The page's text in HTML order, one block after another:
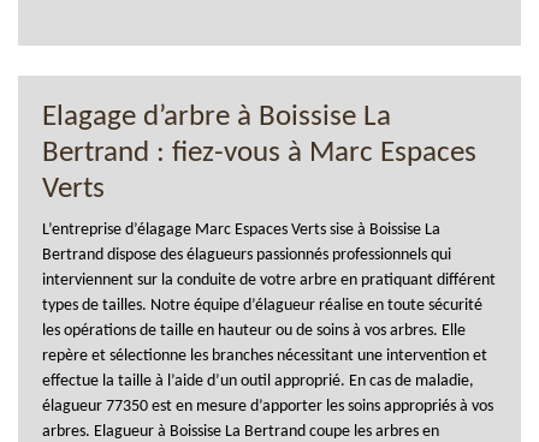
Elagage d’arbre à Boissise La
Bertrand : fiez-vous à Marc Espaces
Verts
L’entreprise d’élagage Marc Espaces Verts sise à Boissise La
Bertrand dispose des élagueurs passionnés professionnels qui
interviennent sur la conduite de votre arbre en pratiquant différent
types de tailles. Notre équipe d’élagueur réalise en toute sécurité
les opérations de taille en hauteur ou de soins à vos arbres. Elle
repère et sélectionne les branches nécessitant une intervention et
effectue la taille à l’aide d’un outil approprié. En cas de maladie,
élagueur 77350 est en mesure d’apporter les soins appropriés à vos
arbres. Elagueur à Boissise La Bertrand coupe les arbres en